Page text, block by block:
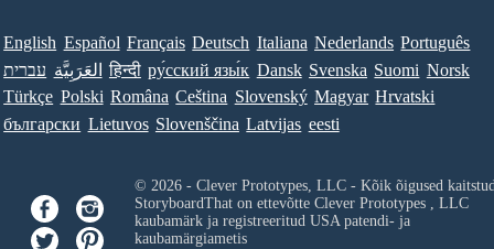
English Español Français Deutsch Italiana Nederlands Português
עברית العَرَبِيَّة हिन्दी ру́сский язы́к Dansk Svenska Suomi Norsk
Türkçe Polski Româna Ceština Slovenský Magyar Hrvatski
български Lietuvos Slovenščina Latvijas eesti
© 2026 - Clever Prototypes, LLC - Kõik õigused
StoryboardThat on ettevõtte Clever Prototypes , LLC
kaubamärk ja registreeritud USA patendi- ja
kaubamärgiametis